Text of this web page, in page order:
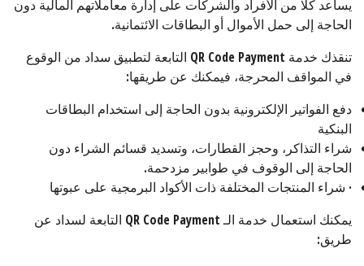
يساعد كلا من الأفراد والشركات على إدارة معاملاتهم المالية دون
الحاجة إلى حمل الأموال أو البطاقات الائتمانية.
تنقذك خدمة QR Code Payment التابعة لتطبيق سداد من الوقوع
في المواقف المحرجة، فيمكنك عن طريقها:
دفع الفواتير الإلكترونية بدون الحاجة إلى استخدام البطاقات
البنكية
شراء التذاكر، وحجز القطارات، وتسديد قسائم الشراء دون
الحاجة إلى الوقوف في طوابير مزدحمة.
· شراء المنتجات المختلفة ذات الأكواد البرمجية على عبوتها
يمكنك استعمال خدمة الـ QR Code Payment التابعة لسداد عن
طريق: